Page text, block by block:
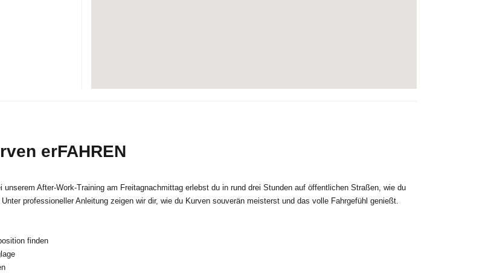
erFAHREN
After-Work-Training am Freitagnachmittag erlebst du in rund drei Stunden auf öffentlichen Straßen, wie du
professioneller Anleitung zeigen wir dir, wie du Kurven souverän meisterst und das volle Fahrgefühl genießt.
finden